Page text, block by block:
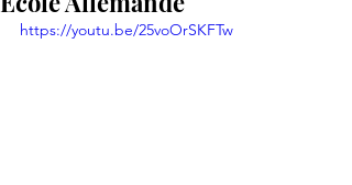
https://youtu.be/25voOrSKFTw